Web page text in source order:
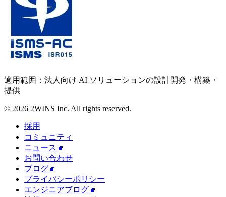
適用範囲：法人向け AI ソリューションの設計開発・構築・
提供
© 2026 2WINS Inc. All rights reserved.
採用
コミュニティ
ニュース
お問い合わせ
ブログ
プライバシーポリシー
エンジニアブログ